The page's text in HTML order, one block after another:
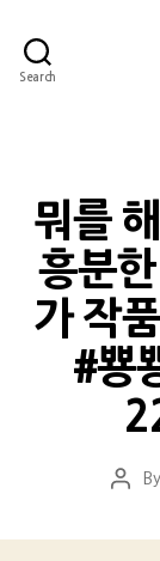
Search
뭐를
흥분
가 작
#뿅
PostBy